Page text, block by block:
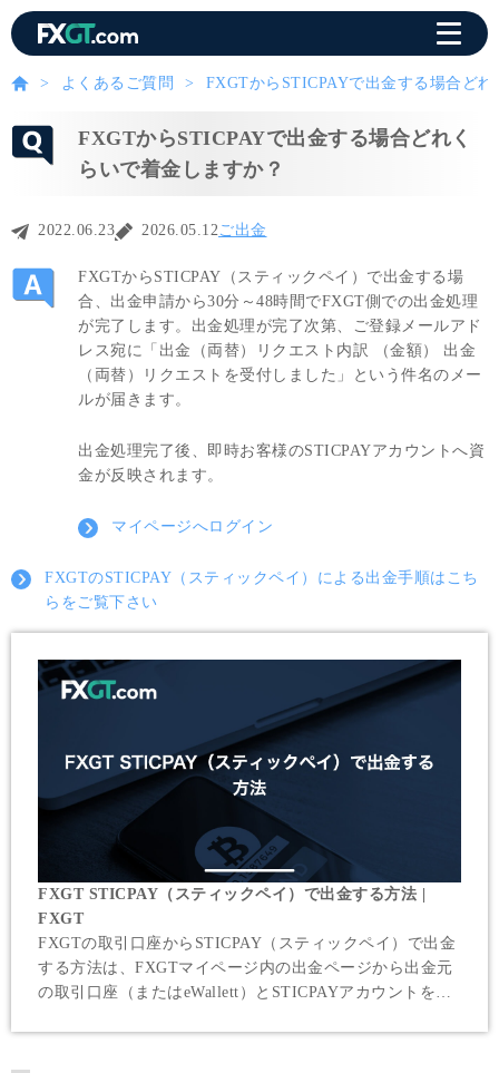
よくあるご質問 FXGTからSTICPAYで出金する場合ど
FXGTからSTICPAYで出金する場合どれく
らいで着金しますか？
2022.06.23 2026.05.12ご出金
FXGTからSTICPAY（スティックペイ）で出金する場
合、出金申請から30分～48時間でFXGT側での出金処理
が完了します。出金処理が完了次第、ご登録メールアド
レス宛に「出金（両替）リクエスト内訳 （金額） 出金
（両替）リクエストを受付しました」という件名のメー
ルが届きます。
出金処理完了後、即時お客様のSTICPAYアカウントへ資
金が反映されます。
マイページへログイン
FXGTのSTICPAY（スティックペイ）による出金手順はこち
らをご覧下さい
FXGT STICPAY（スティックペイ）で出金する方法 |
FXGT
FXGTの取引口座からSTICPAY（スティックペイ）で出金
する方法は、FXGTマイページ内の出金ページから出金元
の取引口座（またはeWallett）とSTICPAYアカウントを選